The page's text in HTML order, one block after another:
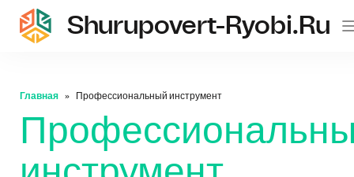
Shurupovert-Ryobi.ru
Главная Профессиональный инструмент